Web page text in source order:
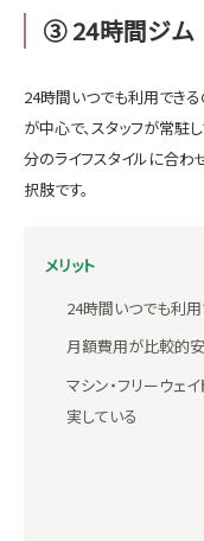
③ 24時間ジム
24時間いつでも利用できる
が中心で、スタッフが常駐
分のライフスタイルに合わ
択肢です。
メリット
24時間いつでも利用
月額費用が比較的
マシン・フリーウェ
実している